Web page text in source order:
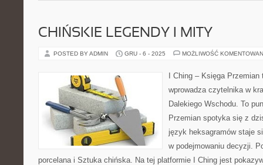
CHIŃSKIE LEGENDY I MITY
POSTED BY ADMIN GRU - 6 - 2025 MOŻLIWOŚĆ
I Ching – Księga
wprowadza czytelnika w
Dalekiego Wschodu. To
Przemian spotyka się z
język heksagramów staje
w podejmowaniu decyzji.
porcelana i Sztuka chińska. Na tej platformie I Ching jest